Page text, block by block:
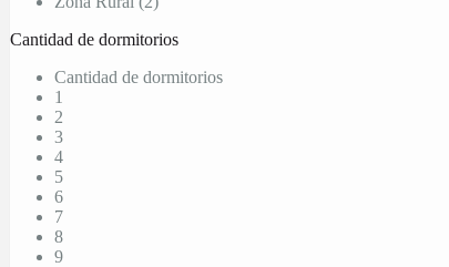
Cantidad de dormitorios
Cantidad de dormitorios
1
2
3
4
5
6
7
8
9